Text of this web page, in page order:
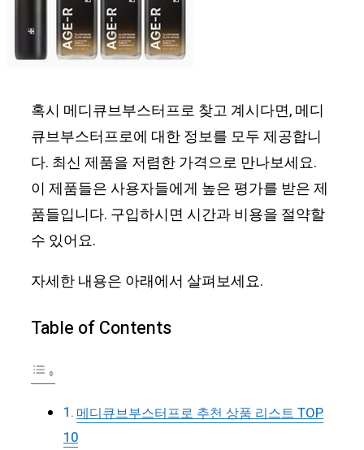
혹시 메디큐브부스터프로 찾고 계시다면, 메디
큐브부스터프로에 대한 정보를 모두 제공합니
다. 최신 제품을 저렴한 가격으로 만나보세요.
이 제품들은 사용자들에게 높은 평가를 받은 제
품들입니다. 구입하시면 시간과 비용을 절약할
수 있어요.
자세한 내용은 아래에서 살펴보세요.
Table of Contents
메디큐브부스터프로 추천 상품 리스트 TOP
10